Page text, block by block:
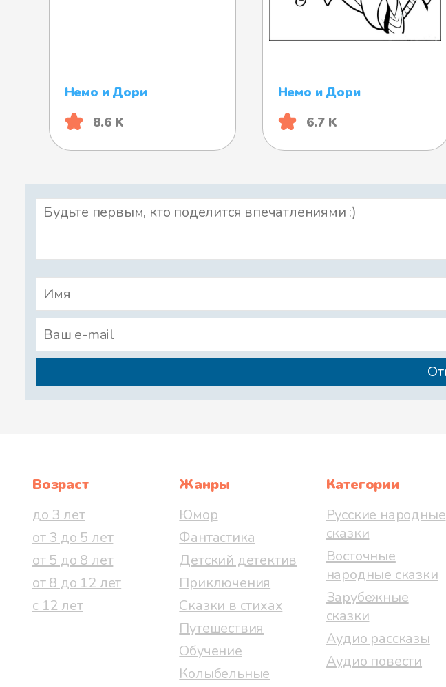
Немо и Дори
8.6 K
Немо и Дори
6.7 K
Возраст
до 3 лет
от 3 до 5 лет
от 5 до 8 лет
от 8 до 12 лет
с 12 лет
Жанры
Юмор
Фантастика
Детский детектив
Приключения
Сказки в стихах
Путешествия
Обучение
Колыбельные
Категории
Русские народные
сказки
Восточные
народные сказки
Зарубежные
сказки
Аудио рассказы
Аудио повести